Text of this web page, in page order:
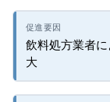
飲料処方業者
大